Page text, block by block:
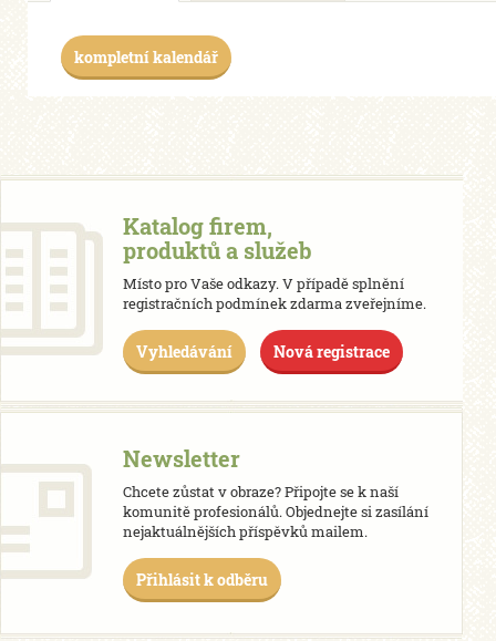
kompletní kalendář
Katalog firem,
produktů a služeb
Místo pro Vaše odkazy. V případě splnění
registračních podmínek zdarma zveřejníme.
Vyhledávání Nová registrace
Newsletter
Chcete zůstat v obraze? Připojte se k naší
komunitě profesionálů. Objednejte si zasílání
nejaktuálnějších příspěvků mailem.
Přihlásit k odběru